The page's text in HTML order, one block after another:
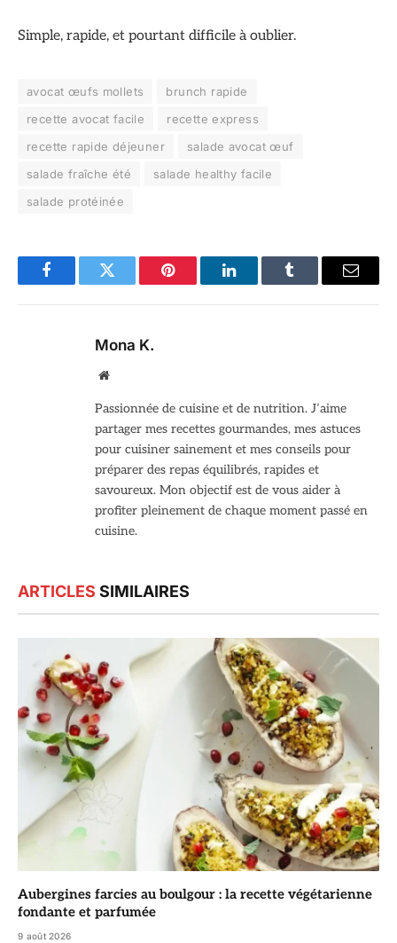
Simple, rapide, et pourtant difficile à oublier.
avocat œufs mollets
brunch rapide
recette avocat facile
recette express
recette rapide déjeuner
salade avocat œuf
salade fraîche été
salade healthy facile
salade protéinée
FacebookTwitter Pinterest LinkedInTumblr Email
Mona K.
Site
Passionnée de cuisine et de nutrition. J’aime
partager mes recettes gourmandes, mes astuces
pour cuisiner sainement et mes conseils pour
préparer des repas équilibrés, rapides et
savoureux. Mon objectif est de vous aider à
profiter pleinement de chaque moment passé en
cuisine.
ARTICLES SIMILAIRES
Aubergines farcies au boulgour : la recette végétarienne
fondante et parfumée
9 août 2026